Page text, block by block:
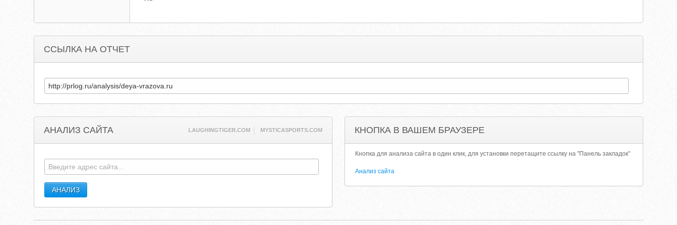
ССЫЛКА НА ОТЧЕТ
АНАЛИЗ САЙТА LAUGHINGTIGER.COM MYSTICASPORTS.COM КНОПКА В ВАШЕМ БРАУЗЕРЕ
Кнопка для анализа сайта в один клик, для установки перетащите ссылку на "Панель закладок"
Анализ сайта